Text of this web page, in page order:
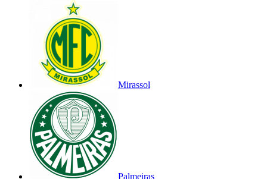
Mirassol
Palmeiras